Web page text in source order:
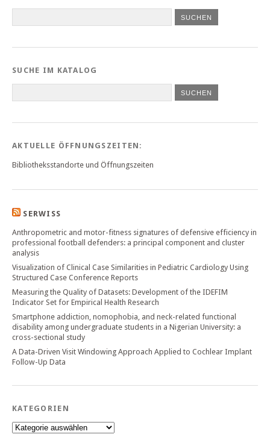
SUCHE IM KATALOG
SUCHEN
AKTUELLE ÖFFNUNGSZEITEN:
Bibliotheksstandorte und Öffnungszeiten
SERWISS
Anthropometric and motor-fitness signatures of defensive efficiency in
professional football defenders: a principal component and cluster
analysis
Visualization of Clinical Case Similarities in Pediatric Cardiology Using
Structured Case Conference Reports
Measuring the Quality of Datasets: Development of the IDEFIM
Indicator Set for Empirical Health Research
Smartphone addiction, nomophobia, and neck-related functional
disability among undergraduate students in a Nigerian University: a
cross-sectional study
A Data-Driven Visit Windowing Approach Applied to Cochlear Implant
Follow-Up Data
KATEGORIEN
Kategorien